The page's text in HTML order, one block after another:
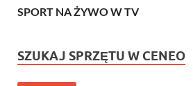
SPORT NA ŻYWO W TV
SZUKAJ SPRZĘTU W CENEO